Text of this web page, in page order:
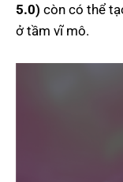
5.0) còn có thể
ở tầm vĩ mô.